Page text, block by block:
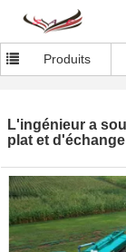
Produits
L'ingénieur a
plat et